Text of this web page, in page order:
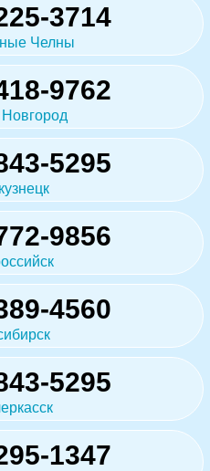
3714
Челны
9762
5295
9856
4560
5295
1347